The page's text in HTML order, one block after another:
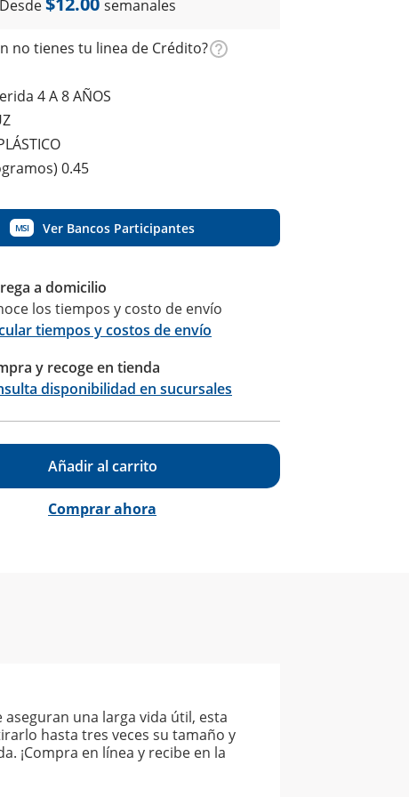
Desde
semanales
no tienes tu linea de Crédito?
4 A 8 AÑOS
0.45
MSI Ver Bancos Participantes
a domicilio
los tiempos y costo de envío
tiempos y costos de envío
y recoge en tienda
disponibilidad en sucursales
Añadir al carrito
Comprar ahora
aseguran una larga vida útil, esta
hasta tres veces su tamaño y
¡Compra en línea y recibe en la